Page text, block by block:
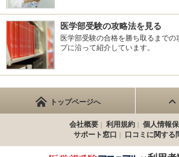
医学部受験の攻略法を見る
医学部受験の合格を勝ち取るまでの
プに沿って紹介しています。
トップページへ
会社概要 利用規約
個人情報
サポート窓口
口コミに関する